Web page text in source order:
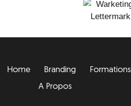
Home Branding Formations
A Propos